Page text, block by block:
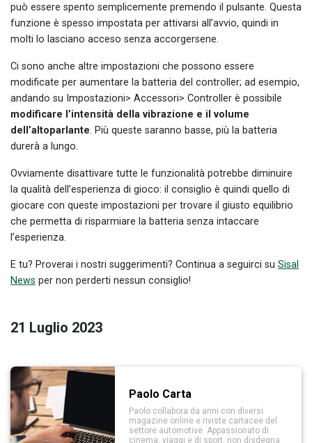
può essere spento semplicemente premendo il pulsante. Questa
funzione è spesso impostata per attivarsi all’avvio, quindi in
molti lo lasciano acceso senza accorgersene.
Ci sono anche altre impostazioni che possono essere
modificate per aumentare la batteria del controller; ad esempio,
andando su Impostazioni> Accessori> Controller è possibile
modificare l’intensità della vibrazione e il volume
dell’altoparlante. Più queste saranno basse, più la batteria
durerà a lungo.
Ovviamente disattivare tutte le funzionalità potrebbe diminuire
la qualità dell’esperienza di gioco: il consiglio è quindi quello di
giocare con queste impostazioni per trovare il giusto equilibrio
che permetta di risparmiare la batteria senza intaccare
l’esperienza.
E tu? Proverai i nostri suggerimenti? Continua a seguirci su Sisal
News per non perderti nessun consiglio!
21 Luglio 2023
Paolo Carta
Paolo collabora da anni con diversi
magazine online e riviste cartacee del
settore automotive. Appassionato di
cinema, viaggi e di sport, non disdegna